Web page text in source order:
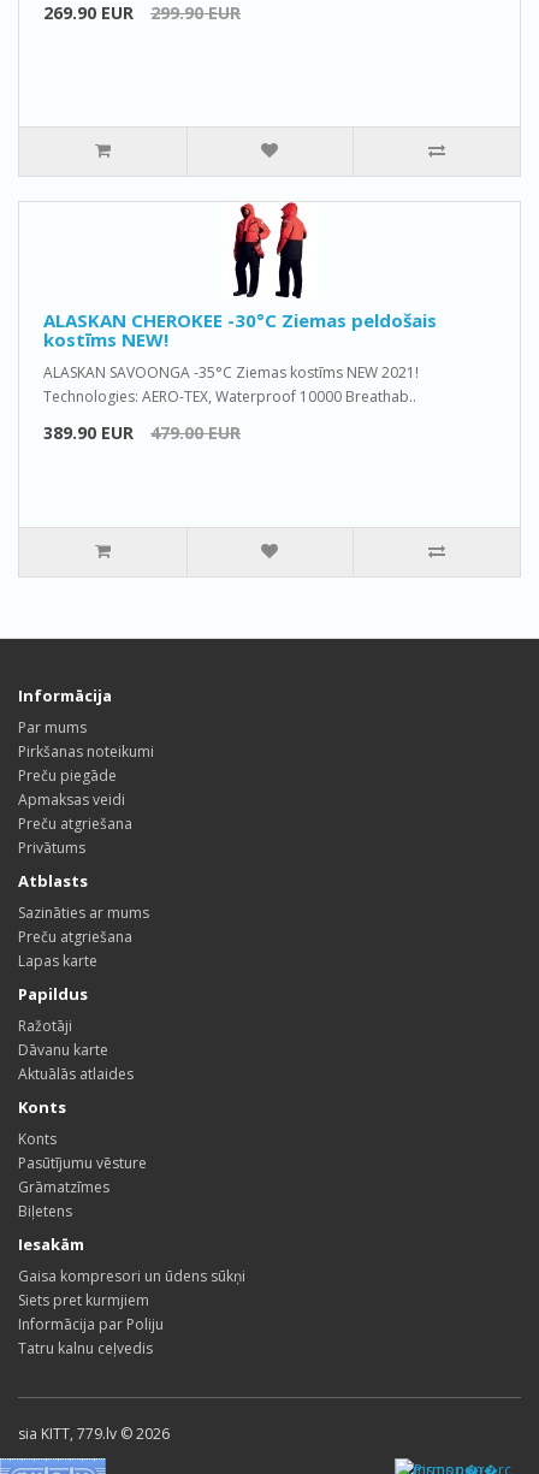
269.90 EUR 299.90 EUR
ALASKAN CHEROKEE -30°C Ziemas peldošais
kostīms NEW!
ALASKAN SAVOONGA -35°C Ziemas kostīms NEW 2021!
Technologies: AERO-TEX, Waterproof 10000 Breathab..
389.90 EUR 479.00 EUR
Informācija
Par mums
Pirkšanas noteikumi
Preču piegāde
Apmaksas veidi
Preču atgriešana
Privātums
Atblasts
Sazināties ar mums
Preču atgriešana
Lapas karte
Papildus
Ražotāji
Dāvanu karte
Aktuālās atlaides
Konts
Konts
Pasūtījumu vēsture
Grāmatzīmes
Biļetens
Iesakām
Gaisa kompresori un ūdens sūkņi
Siets pret kurmjiem
Informācija par Poliju
Tatru kalnu ceļvedis
sia KITT, 779.lv © 2026
Pirms nop�rc,